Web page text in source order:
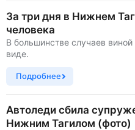
За три дня в Нижнем
человека
В большинстве случаев
виде.
Подробнее
Автоледи сбила
Нижним Тагилом (фото)